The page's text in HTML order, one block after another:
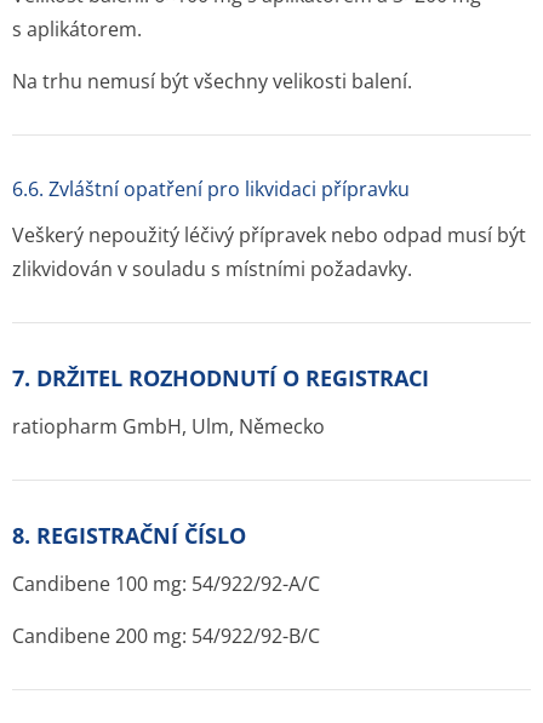
s aplikátorem.
Na trhu nemusí být všechny velikosti balení.
6.6. Zvláštní opatření pro likvidaci přípravku
Veškerý nepoužitý léčivý přípravek nebo odpad musí být
zlikvidován v souladu s místními požadavky.
7. DRŽITEL ROZHODNUTÍ O REGISTRACI
ratiopharm GmbH, Ulm, Německo
8. REGISTRAČNÍ ČÍSLO
Candibene 100 mg: 54/922/92-A/C
Candibene 200 mg: 54/922/92-B/C